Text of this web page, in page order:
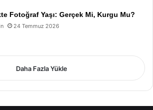
Fotoğraf Yaşı: Gerçek Mi, Kurgu Mu?
24 Temmuz 2026
Daha Fazla Yükle